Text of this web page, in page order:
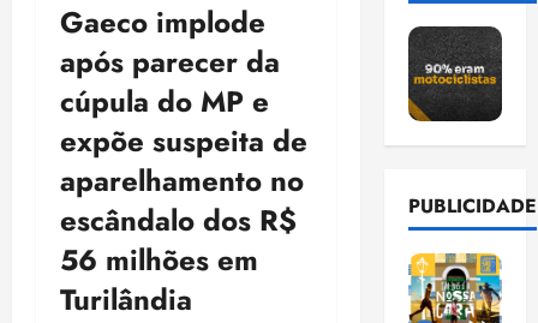
Gaeco implode
após parecer da
cúpula do MP e
expõe suspeita de
aparelhamento no
escândalo dos R$
56 milhões em
Turilândia
PUBLICIDADE